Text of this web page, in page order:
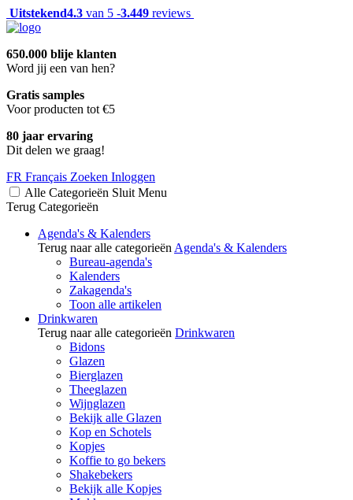
Uitstekend4.3 van 5 -3.449 reviews
650.000 blije klanten
Word jij een van hen?
Gratis samples
Voor producten tot €5
80 jaar ervaring
Dit delen we graag!
FR Français Zoeken Inloggen
Alle Categorieën Sluit Menu
Terug Categorieën
Agenda's & Kalenders
Terug naar alle categorieën Agenda's & Kalenders
Bureau-agenda's
Kalenders
Zakagenda's
Toon alle artikelen
Drinkwaren
Terug naar alle categorieën Drinkwaren
Bidons
Glazen
Bierglazen
Theeglazen
Wijnglazen
Bekijk alle Glazen
Kop en Schotels
Kopjes
Koffie to go bekers
Shakebekers
Bekijk alle Kopjes